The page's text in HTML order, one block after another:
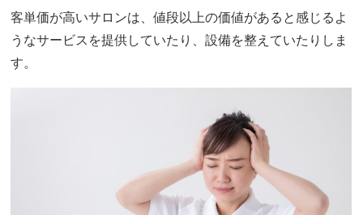
客単価が高いサロンは、値段以上の価値があると感じるよ
うなサービスを提供していたり、設備を整えていたりしま
す。